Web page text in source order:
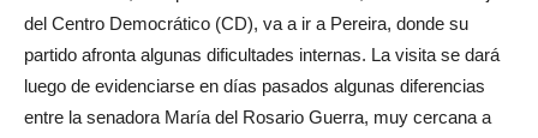
del Centro Democrático (CD), va a ir a Pereira, donde su
partido afronta algunas dificultades internas. La visita se dará
luego de evidenciarse en días pasados algunas diferencias
entre la senadora María del Rosario Guerra, muy cercana a